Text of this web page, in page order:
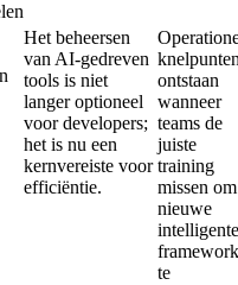
Het beheersen
van AI-gedreven
tools is niet
langer optioneel
voor developers;
het is nu een
kernvereiste voor
efficiëntie.
ontstaan
wanneer
teams de
juiste
training
missen om
nieuwe
intelligente
te